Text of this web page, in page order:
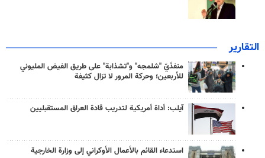
التقارير
منفذَيّ "شلمجه" و"تشذابة" على طريق الفيض المليوني
للأربعين؛ وحركة المرور لا تزال كثيفة
آيلب: أداة أمريكية لتدريب قادة العراق المستقبليين
استدعاء القائم بالأعمال الأوكراني إلى وزارة الخارجية